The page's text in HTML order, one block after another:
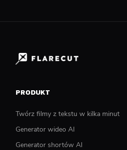
PRODUKT
Twórz filmy z tekstu w kilka minut
Generator wideo AI
Generator shortów AI